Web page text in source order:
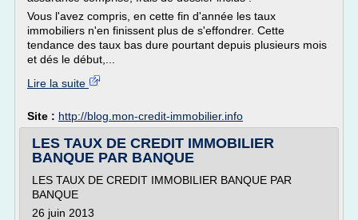
Vous l'avez compris, en cette fin d'année les taux
immobiliers n'en finissent plus de s'effondrer. Cette
tendance des taux bas dure pourtant depuis plusieurs mois
et dés le début,...
Lire la suite
Site : http://blog.mon-credit-immobilier.info
LES TAUX DE CREDIT IMMOBILIER
BANQUE PAR BANQUE
LES TAUX DE CREDIT IMMOBILIER BANQUE PAR
BANQUE
26 juin 2013